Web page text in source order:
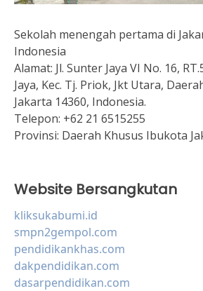
Sekolah menengah pertama di
Indonesia
Alamat: Jl. Sunter Jaya VI No. 16,
Jaya, Kec. Tj. Priok, Jkt Utara,
Jakarta 14360, Indonesia.
Telepon: +62 21 6515255
Provinsi: Daerah Khusus Ibukota
Website Bersangkutan
kliksukabumi.id
smpn2gempol.com
pendidikankhas.com
dakpendidikan.com
dasarpendidikan.com